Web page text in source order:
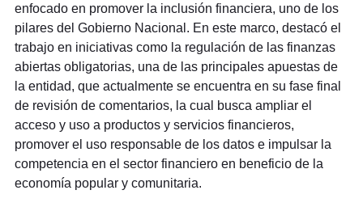
enfocado en promover la inclusión financiera, uno de los
pilares del Gobierno Nacional. En este marco, destacó el
trabajo en iniciativas como la regulación de las finanzas
abiertas obligatorias, una de las principales apuestas de
la entidad, que actualmente se encuentra en su fase final
de revisión de comentarios, la cual busca ampliar el
acceso y uso a productos y servicios financieros,
promover el uso responsable de los datos e impulsar la
competencia en el sector financiero en beneficio de la
economía popular y comunitaria.